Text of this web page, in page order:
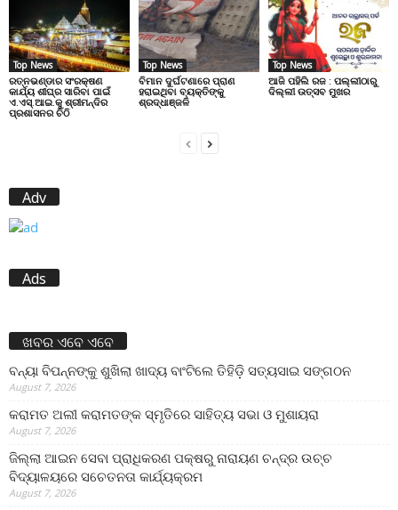
Top News
ରତ୍ନଭଣ୍ଡାର ସଂରକ୍ଷଣ
କାର୍ଯ୍ୟ ଶୀଘ୍ର ସାରିବା ପାଇଁ
ଏ.ଏସ୍.ଆଇ.କୁ ଶ୍ରୀମନ୍ଦିର
ପ୍ରଶାସନର ଚିଠି
Top News
ବିମାନ ଦୁର୍ଘଟଣାରେ ପ୍ରାଣ
ହରାଇଥିବା ବ୍ୟକ୍ତିଙ୍କୁ
ଶ୍ରଦ୍ଧାଞ୍ଜଳି
Top News
ଆଜି ପହିଲି ରଜ : ପଲ୍ଲୀଠାରୁ
ଦିଲ୍ଲୀ ଉତ୍ସବ ମୁଖର
Adv
Ads
ଖବର ଏବେ ଏବେ
ବନ୍ୟା ବିପନ୍ନଙ୍କୁ ଶୁଖିଲା ଖାଦ୍ୟ ବାଂଟିଲେ ତିହିଡି଼ ସତ୍ୟସାଇ ସଙ୍ଗଠନ
August 7, 2026
କରାମତ ଅଲୀ କରାମତଙ୍କ ସ୍ମୃତିରେ ସାହିତ୍ୟ ସଭା ଓ ମୁଶାୟରା
August 7, 2026
ଜିଲ୍ଲା ଆଇନ ସେବା ପ୍ରାଧିକରଣ ପକ୍ଷରୁ ନାରାୟଣ ଚନ୍ଦ୍ର ଉଚ୍ଚ
ବିଦ୍ୟାଳୟରେ ସଚେତନତା କାର୍ଯ୍ୟକ୍ରମ
August 7, 2026